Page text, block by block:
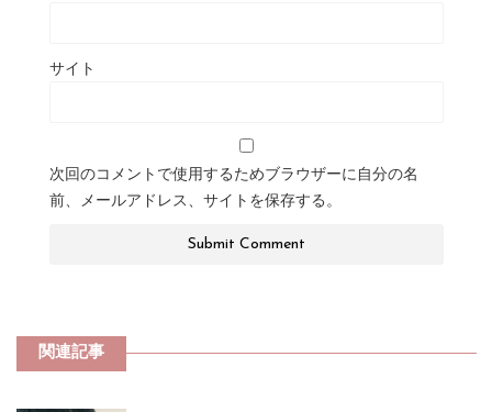
サイト
次回のコメントで使用するためブラウザーに自分の名
前、メールアドレス、サイトを保存する。
関連記事